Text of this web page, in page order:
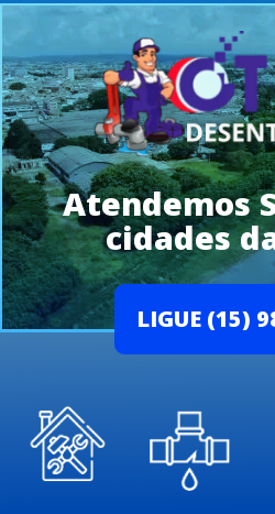
Atendemos
cidades
LIGUE (15)